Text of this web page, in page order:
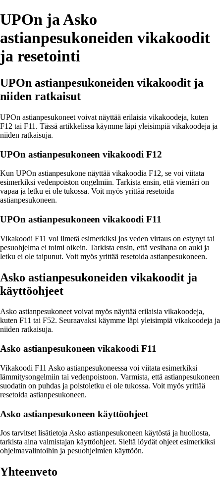
UPOn ja Asko
astianpesukoneiden vikakoodit
ja resetointi
UPOn astianpesukoneiden vikakoodit ja
niiden ratkaisut
UPOn astianpesukoneet voivat näyttää erilaisia vikakoodeja, kuten
F12 tai F11. Tässä artikkelissa käymme läpi yleisimpiä vikakoodeja ja
niiden ratkaisuja.
UPOn astianpesukoneen vikakoodi F12
Kun UPOn astianpesukone näyttää vikakoodia F12, se voi viitata
esimerkiksi vedenpoiston ongelmiin. Tarkista ensin, että viemäri on
vapaa ja letku ei ole tukossa. Voit myös yrittää resetoida
astianpesukoneen.
UPOn astianpesukoneen vikakoodi F11
Vikakoodi F11 voi ilmetä esimerkiksi jos veden virtaus on estynyt tai
pesuohjelma ei toimi oikein. Tarkista ensin, että vesihana on auki ja
letku ei ole taipunut. Voit myös yrittää resetoida astianpesukoneen.
Asko astianpesukoneiden vikakoodit ja
käyttöohjeet
Asko astianpesukoneet voivat myös näyttää erilaisia vikakoodeja,
kuten F11 tai F52. Seuraavaksi käymme läpi yleisimpiä vikakoodeja ja
niiden ratkaisuja.
Asko astianpesukoneen vikakoodi F11
Vikakoodi F11 Asko astianpesukoneessa voi viitata esimerkiksi
lämmitysongelmiin tai vedenpoistoon. Varmista, että astianpesukoneen
suodatin on puhdas ja poistoletku ei ole tukossa. Voit myös yrittää
resetoida astianpesukoneen.
Asko astianpesukoneen käyttöohjeet
Jos tarvitset lisätietoja Asko astianpesukoneen käytöstä ja huollosta,
tarkista aina valmistajan käyttöohjeet. Sieltä löydät ohjeet esimerkiksi
ohjelmavalintoihin ja pesuohjelmien käyttöön.
Yhteenveto